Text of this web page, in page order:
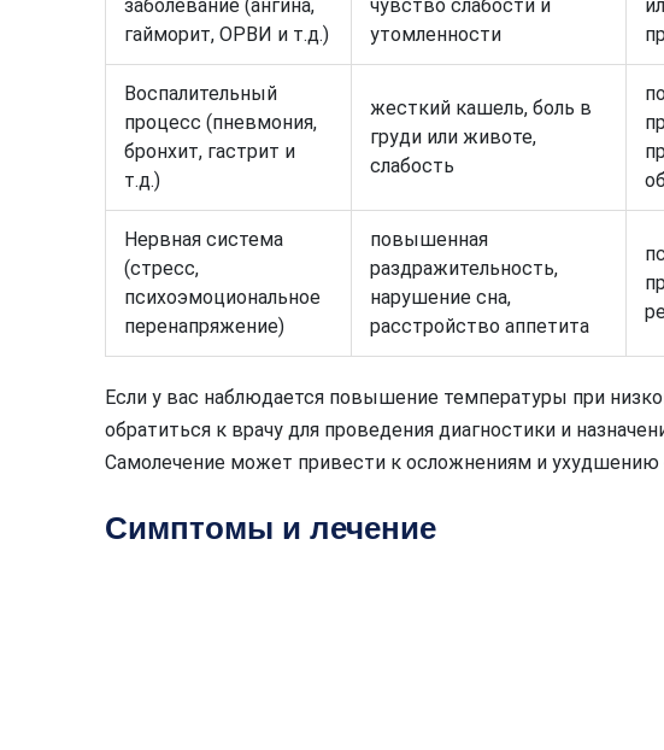
заболевание (ангина,
гайморит, ОРВИ и т.д.)
чувство слабости и
утомленности
Воспалительный
процесс (пневмония,
бронхит, гастрит и
т.д.)
жесткий кашель, боль в
груди или животе,
слабость
Нервная система
(стресс,
психоэмоциональное
перенапряжение)
повышенная
раздражительность,
нарушение сна,
расстройство аппетита
Если у вас наблюдается повышение температуры при
обратиться к врачу для проведения диагностики и
Самолечение может привести к осложнениям и ухудшению
Симптомы и лечение